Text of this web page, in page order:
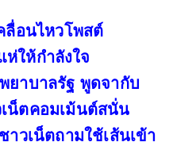
ลื่อนไหวโพสต์
ให้กำลังใจ
ยาบาลรัฐ พูดจากับ
น็ตคอมเม้นต์สนั่น
วเน็ตถามใช้เส้นเข้า